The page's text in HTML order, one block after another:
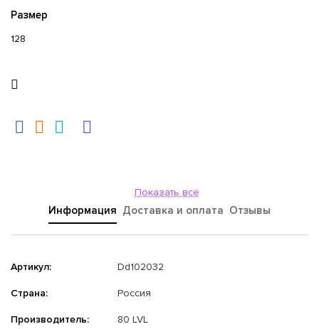
Размер
128
Показать все
Информация Доставка и оплата Отзывы
Артикул: Dd102032
Страна: Россия
Производитель: 80 LVL